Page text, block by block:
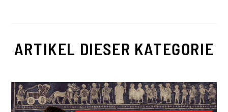
ARTIKEL DIESER KATEGORIE